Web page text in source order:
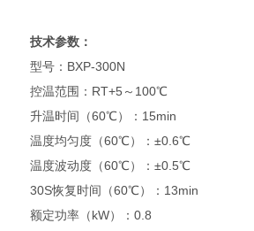
技术参数：
型号：BXP-300N
控温范围：RT+5～100℃
升温时间（60℃）：15min
温度均匀度（60℃）：±0.6℃
温度波动度（60℃）：±0.5℃
30S恢复时间（60℃）：13min
额定功率（kW）：0.8